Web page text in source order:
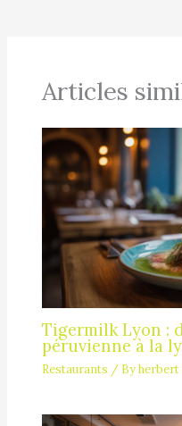
Articles
Tigermilk Lyon :
péruvienne à la
Restaurants / Byherbert